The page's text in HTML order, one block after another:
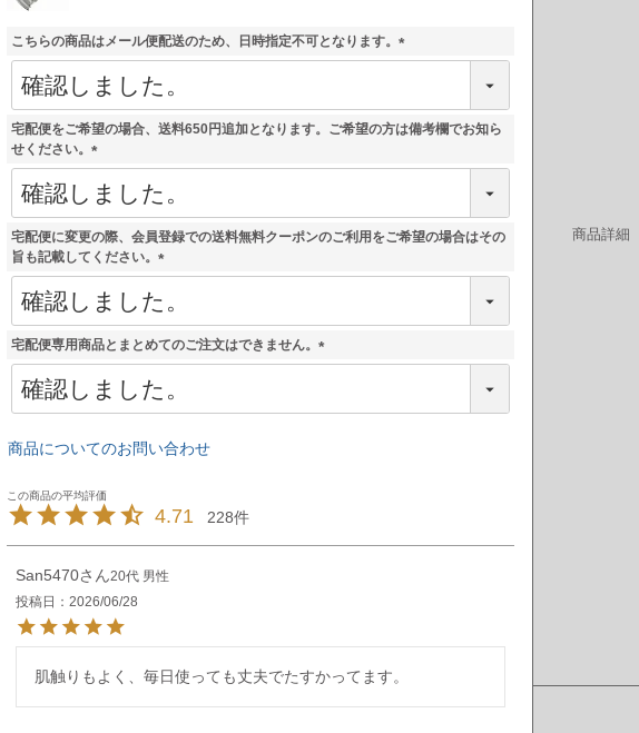
こちらの商品はメール便配送のため、日時指定不可となります。
(
須
)
宅配便をご希望の場合、送料650円追加となります。ご希望の方は備考欄でお知ら
せください。
(
必
須
)
宅配便に変更の際、会員登録での送料無料クーポンのご利用をご希望の場合はその
旨も記載してください。
(
必
須
)
宅配便専用商品とまとめてのご注文はできません。
(
須
商品についてのお問い合わせ
4.71 228
San5470 20代 男性
投稿日
2026/06/28
肌触りもよく、毎日使っても丈夫でたすかってます。
商品詳細